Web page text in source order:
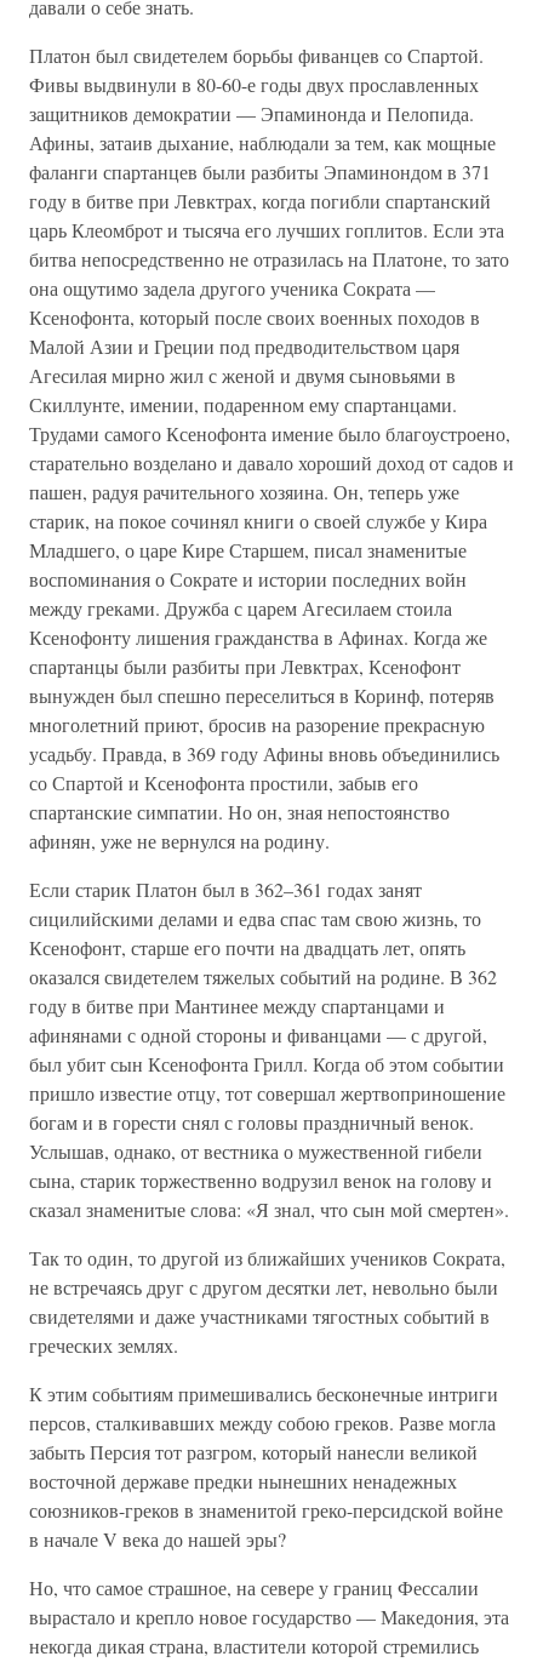
давали о себе знать.
Платон был свидетелем борьбы фиванцев со Спартой.
Фивы выдвинули в 80-60-е годы двух прославленных
защитников демократии — Эпаминонда и Пелопида.
Афины, затаив дыхание, наблюдали за тем, как мощные
фаланги спартанцев были разбиты Эпаминондом в 371
году в битве при Левктрах, когда погибли спартанский
царь Клеомброт и тысяча его лучших гоплитов. Если эта
битва непосредственно не отразилась на Платоне, то зато
она ощутимо задела другого ученика Сократа —
Ксенофонта, который после своих военных походов в
Малой Азии и Греции под предводительством царя
Агесилая мирно жил с женой и двумя сыновьями в
Скиллунте, имении, подаренном ему спартанцами.
Трудами самого Ксенофонта имение было благоустроено,
старательно возделано и давало хороший доход от садов и
пашен, радуя рачительного хозяина. Он, теперь уже
старик, на покое сочинял книги о своей службе у Кира
Младшего, о царе Кире Старшем, писал знаменитые
воспоминания о Сократе и истории последних войн
между греками. Дружба с царем Агесилаем стоила
Ксенофонту лишения гражданства в Афинах. Когда же
спартанцы были разбиты при Левктрах, Ксенофонт
вынужден был спешно переселиться в Коринф, потеряв
многолетний приют, бросив на разорение прекрасную
усадьбу. Правда, в 369 году Афины вновь объединились
со Спартой и Ксенофонта простили, забыв его
спартанские симпатии. Но он, зная непостоянство
афинян, уже не вернулся на родину.
Если старик Платон был в 362–361 годах занят
сицилийскими делами и едва спас там свою жизнь, то
Ксенофонт, старше его почти на двадцать лет, опять
оказался свидетелем тяжелых событий на родине. В 362
году в битве при Мантинее между спартанцами и
афинянами с одной стороны и фиванцами — с другой,
был убит сын Ксенофонта Грилл. Когда об этом событии
пришло известие отцу, тот совершал жертвоприношение
богам и в горести снял с головы праздничный венок.
Услышав, однако, от вестника о мужественной гибели
сына, старик торжественно водрузил венок на голову и
сказал знаменитые слова: «Я знал, что сын мой смертен».
Так то один, то другой из ближайших учеников Сократа,
не встречаясь друг с другом десятки лет, невольно были
свидетелями и даже участниками тягостных событий в
греческих землях.
К этим событиям примешивались бесконечные интриги
персов, сталкивавших между собою греков. Разве могла
забыть Персия тот разгром, который нанесли великой
восточной державе предки нынешних ненадежных
союзников-греков в знаменитой греко-персидской войне
в начале V века до нашей эры?
Но, что самое страшное, на севере у границ Фессалии
вырастало и крепло новое государство — Македония, эта
некогда дикая страна, властители которой стремились